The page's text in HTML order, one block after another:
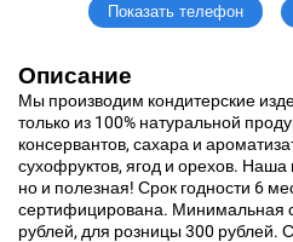
Показать телефон
Описание
Мы производим кондитерские
только из 100% натуральной
консервантов, сахара и
сухофруктов, ягод и орехов. Наша
но и полезная! Срок годности 6
сертифицирована. Минимальная
рублей, для розницы 300 рублей.